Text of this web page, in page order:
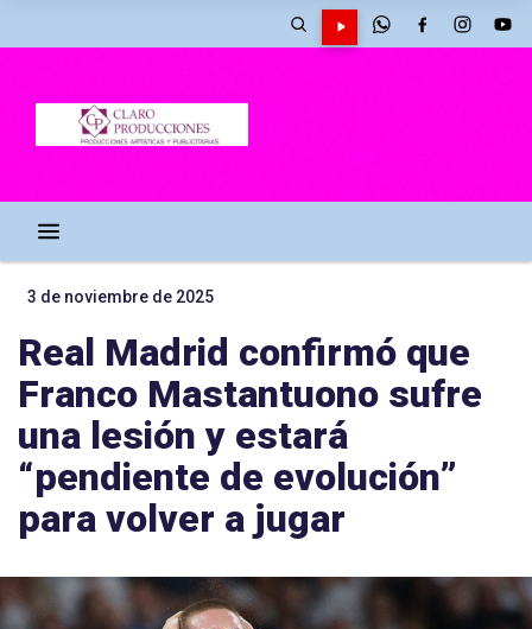
3 de noviembre de 2025
Real Madrid confirmó que
Franco Mastantuono sufre
una lesión y estará
“pendiente de evolución”
para volver a jugar